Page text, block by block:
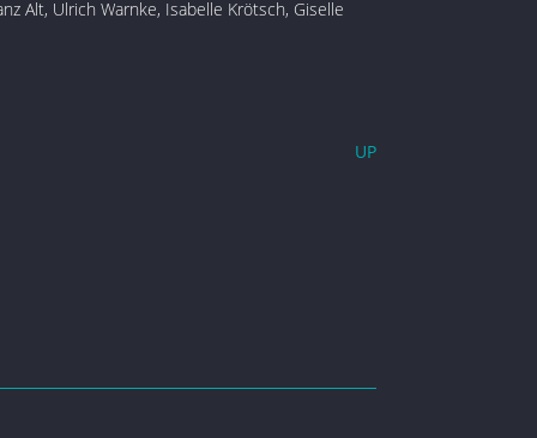
Alt, Ulrich Warnke, Isabelle Krötsch, Giselle
UP